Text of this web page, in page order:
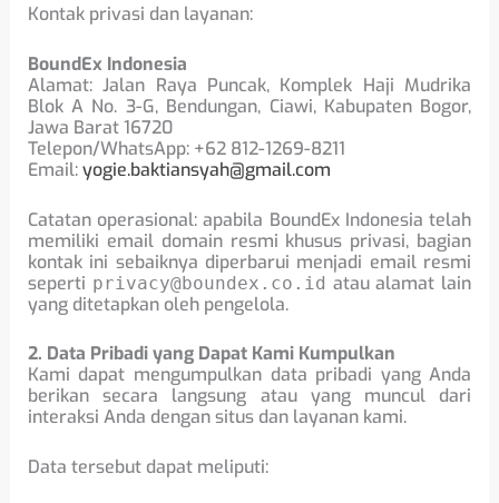
Kontak privasi dan layanan:
BoundEx Indonesia
Alamat: Jalan Raya Puncak, Komplek Haji Mudrika
Blok A No. 3-G, Bendungan, Ciawi, Kabupaten Bogor,
Jawa Barat 16720
Telepon/WhatsApp: +62 812-1269-8211
Email:yogie.baktiansyah@gmail.com
Catatan operasional: apabila BoundEx Indonesia telah
memiliki email domain resmi khusus privasi, bagian
kontak ini sebaiknya diperbarui menjadi email resmi
seperti privacy@boundex.co.id atau alamat lain
yang ditetapkan oleh pengelola.
2. Data Pribadi yang Dapat Kami Kumpulkan
Kami dapat mengumpulkan data pribadi yang Anda
berikan secara langsung atau yang muncul dari
interaksi Anda dengan situs dan layanan kami.
Data tersebut dapat meliputi: